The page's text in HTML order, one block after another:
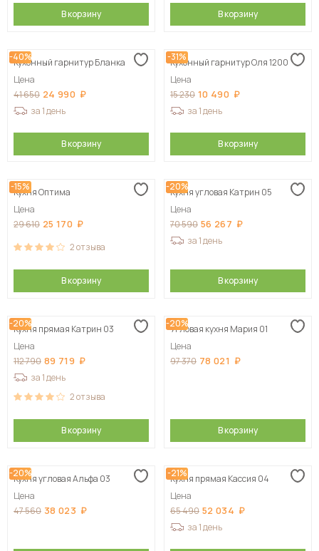
В корзину В корзину
-40%
Кухонный гарнитур Бланка
Цена
41 650 24 990
за 1 день
В корзину
-31%
Кухонный гарнитур Оля 1200
Цена
15 230 10 490
за 1 день
В корзину
-15%
Кухня Оптима
Цена
29 610 25 170
2отзыва
В корзину
-20%
Кухня угловая Катрин 05
Цена
70 590 56 267
за 1 день
В корзину
-20%
Кухня прямая Катрин 03
Цена
112 790 89 719
за 1 день
2отзыва
В корзину
-20%
Угловая кухня Мария 01
Цена
97 370 78 021
В корзину
-20%
Кухня угловая Альфа 03
Цена
47 560 38 023
-21%
Кухня прямая Кассия 04
Цена
65 490 52 034
за 1 день